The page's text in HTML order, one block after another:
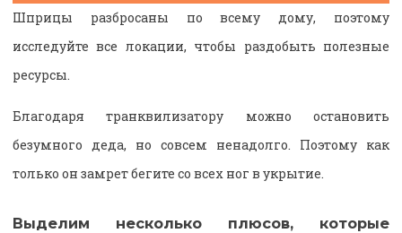
Шприцы разбросаны по всему дому, поэтому
исследуйте все локации, чтобы раздобыть полезные
ресурсы.
Благодаря транквилизатору можно остановить
безумного деда, но совсем ненадолго. Поэтому как
только он замрет бегите со всех ног в укрытие.
Выделим несколько плюсов, которые